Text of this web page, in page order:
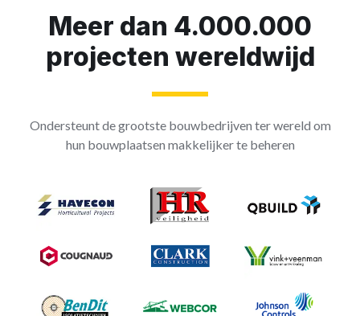
Meer dan 4.000.000
projecten wereldwijd
Ondersteunt de grootste bouwbedrijven ter wereld om
hun bouwplaatsen makkelijker te beheren